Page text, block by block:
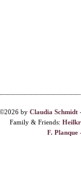
©2026 by Claudia Schmidt
Family & Friends:
F. Planque